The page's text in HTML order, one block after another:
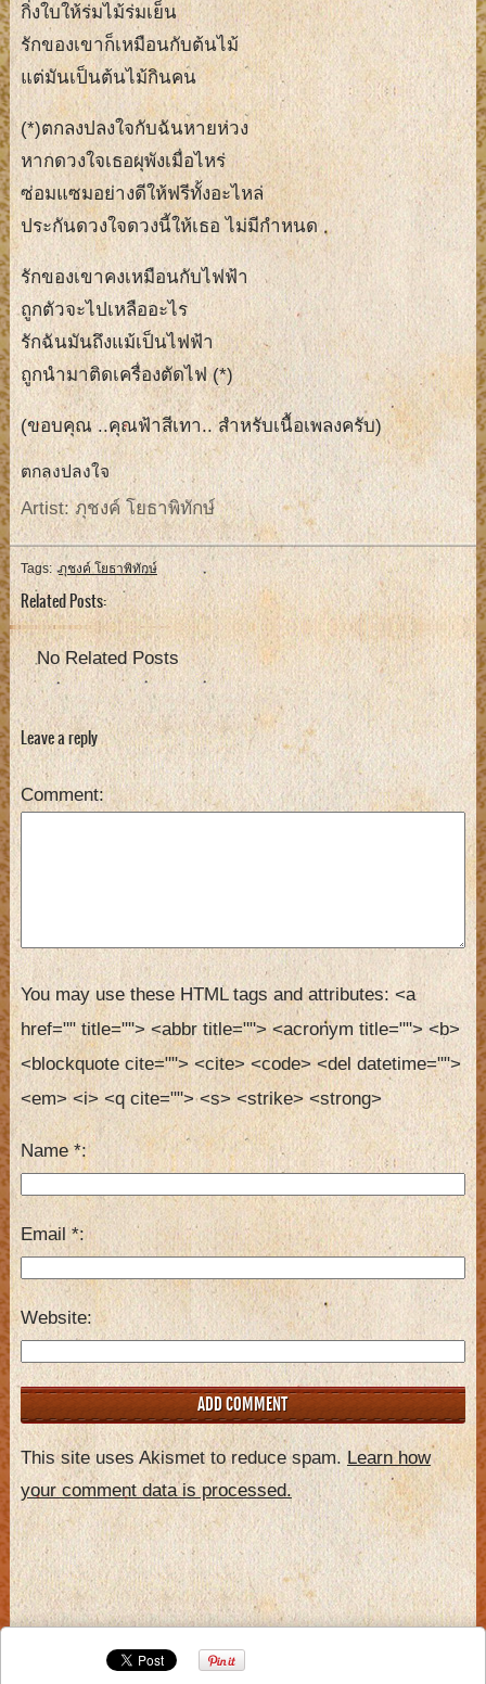
กิ่งใบให้ร่มไม้ร่มเย็น
รักของเขาก็เหมือนกับต้นไม้
แต่มันเป็นต้นไม้กินคน
(*)ตกลงปลงใจกับฉันหายห่วง
หากดวงใจเธอผุพังเมื่อไหร่
ซ่อมแซมอย่างดีให้ฟรีทั้งอะไหล่
ประกันดวงใจดวงนี้ให้เธอ ไม่มีกำหนด
รักของเขาคงเหมือนกับไฟฟ้า
ถูกตัวจะไปเหลืออะไร
รักฉันมันถึงแม้เป็นไฟฟ้า
ถูกนำมาติดเครื่องตัดไฟ (*)
(ขอบคุณ ..คุณฟ้าสีเทา.. สำหรับเนื้อเพลงครับ)
ตกลงปลงใจ
Artist: ภุชงค์ โยธาพิทักษ์
Tags:ภุชงค์ โยธาพิทักษ์
Related Posts:
No Related Posts
Leave a reply
Comment
You may use these HTML tags and attributes: <a
href="" title=""> <abbr title=""> <acronym title=""> <b>
<blockquote cite=""> <cite> <code> <del datetime="">
<em> <i> <q cite=""> <s> <strike> <strong>
Name*
Email*
Website
This site uses Akismet to reduce spam. Learn how
your comment data is processed.